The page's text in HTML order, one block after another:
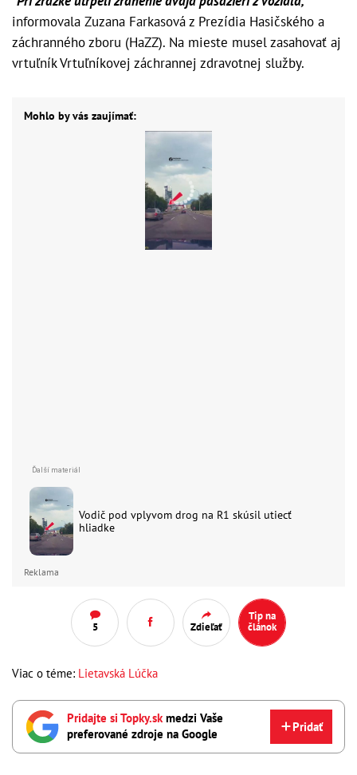
informovala Zuzana Farkasová z Prezídia Hasičského a
záchranného zboru (HaZZ). Na mieste musel zasahovať aj
vrtuľník Vrtuľníkovej záchrannej zdravotnej služby.
Mohlo by vás zaujímať:
Vodič pod vplyvom drog na R1 skúsil utiecť
hliadke
Reklama
5 Zdieľať
Tip na
článok
Viac o téme: Lietavská Lúčka
Pridajte si Topky.skmedzi Vaše
preferované zdroje na Google
Pridať